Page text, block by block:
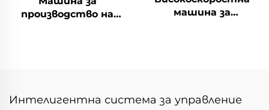
производство на
машина за
Интелигентна система за управление